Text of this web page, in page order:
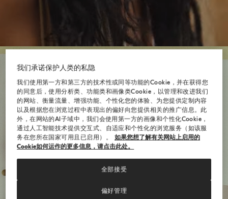
我们承诺保护人类的私隐
我们使用第一方和第三方的技术性或同等功能的Cookie，并在获得您
的同意后，使用分析类、功能类和画像类Cookie，以管理和改进我们
的网站、衡量流量、增强功能、个性化您的体验、为您提供定制内容
以及根据您在浏览过程中表现出的偏好向您提供相关的推广信息。此
外，在网站的AI子域中，我们会使用第一方的画像和个性化Cookie，
通过人工智能技术提供交互式、自适应和个性化的浏览服务（如该服
务在您所在国家可用且已启用）。
如果您想了解有关网站上启用的
Cookie如何运作的更多信息，请点击此处。
偏好管理
全部接受